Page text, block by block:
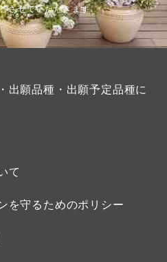
させていただきます。
出願品種・出願予定品種に
て
を守るためのポリシー